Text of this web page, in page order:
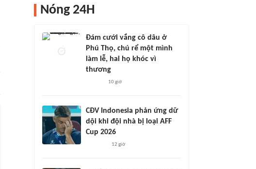
Nóng 24H
Đám cưới vắng cô dâu ở
Phú Thọ, chú rể một mình
làm lễ, hai họ khóc vì
thương
10 giờ
CĐV Indonesia phản ứng dữ
dội khi đội nhà bị loại AFF
Cup 2026
12 giờ